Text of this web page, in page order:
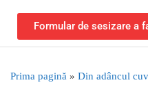
Formular de sesizare a
Prima pagină » Din adâncul